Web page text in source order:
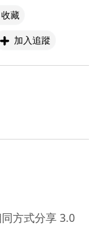
收藏
加入追蹤
方式分享 3.0